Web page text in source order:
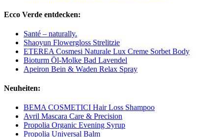
Ecco Verde entdecken:
Santé – naturally.
Shaoyun Flowergloss Strelitzie
ETEREA Cosmesi Naturale Lux Creme Sorbet Body
Bioturm Öl-Molke Bad Lavendel
Apeiron Bein & Waden Relax Spray
Neuheiten:
BEMA COSMETICI Hair Loss Shampoo
Avril Mascara Care & Precision
Propolia Organic Evening Syrup
Propolia Universal Balm